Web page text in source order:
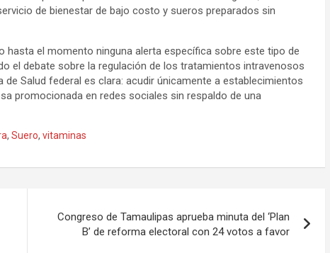
de bienestar de bajo costo y sueros preparados sin
hasta el momento ninguna alerta específica sobre este tipo de
el debate sobre la regulación de los tratamientos intravenosos
Salud federal es clara: acudir únicamente a establecimientos
promocionada en redes sociales sin respaldo de una
, Suero, vitaminas
Congreso de Tamaulipas aprueba minuta del ‘Plan
B’ de reforma electoral con 24 votos a favor